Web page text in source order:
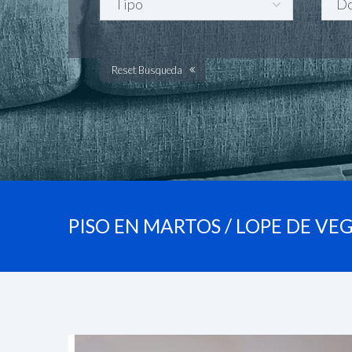
Reset Busqueda
PISO EN MARTOS / LOPE DE